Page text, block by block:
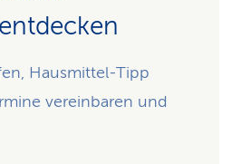
Hausmittel-Tipp
vereinbaren und